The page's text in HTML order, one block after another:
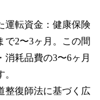
運転資金：健康保険
で2〜3ヶ月。この間
消耗品費の3〜6ヶ月
整復師法に基づく広